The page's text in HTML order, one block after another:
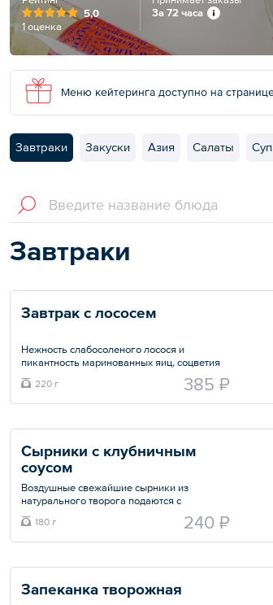
5,0
1 оценка
За 72 часа
Меню кейтеринга доступно на
Завтраки Закуски Азия Салаты Суп
Завтраки
Завтрак с лососем
Нежность слабосоленого лосося и
пикантность маринованных яиц, соцветия
Общий вес – 220 г
220 г 385 ₽
Сырники с клубничным
соусом
Воздушные свежайшие сырники из
натурального творога подаются с
Общий вес – 180 г
180 г 240 ₽
Запеканка творожная